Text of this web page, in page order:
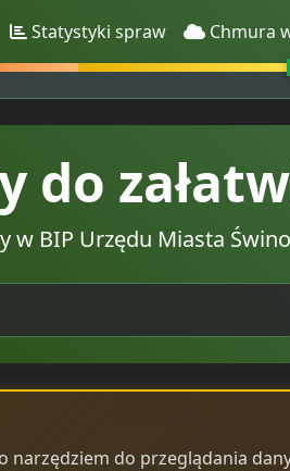
Statystyki spraw Chmura
do
w BIP Urzędu Miasta
narzędziem do przeglądania